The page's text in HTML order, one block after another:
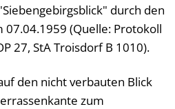
durch den
07.04.1959 (Quelle: Protokoll
27, StA Troisdorf B 1010).
den nicht verbauten Blick
zum